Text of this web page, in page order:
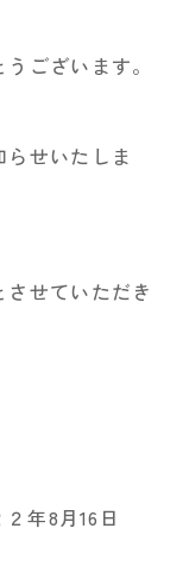
ございます。
せいたしま
せていただき
年8月16日